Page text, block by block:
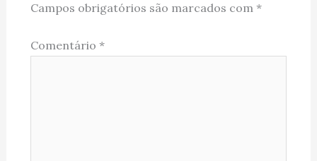
Campos obrigatórios são marcados com *
Comentário *